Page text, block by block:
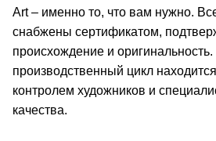
Art – именно то, что вам нужно.
снабжены сертификатом,
происхождение и
производственный цикл
контролем художников и
качества.